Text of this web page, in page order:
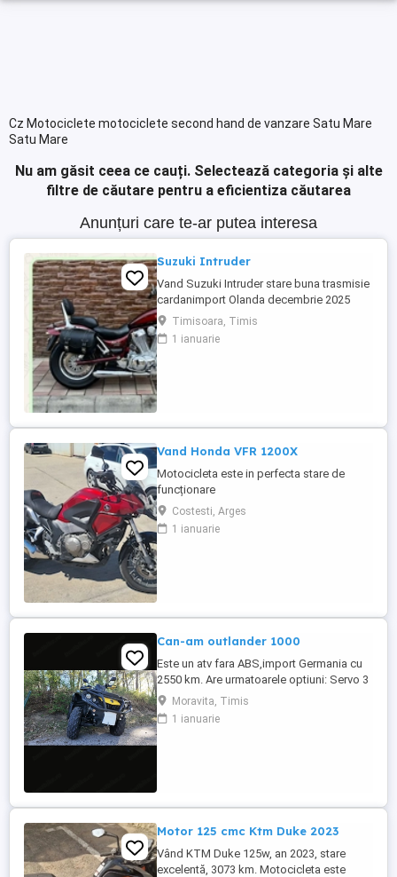
Cz Motociclete motociclete second hand de vanzare Satu Mare
Satu Mare
Nu am găsit ceea ce cauți. Selectează categoria și alte
filtre de căutare pentru a eficientiza căutarea
Anunțuri care te-ar putea interesa
Suzuki Intruder
Vand Suzuki Intruder stare buna trasmisie
cardanimport Olanda decembrie 2025
inmatriculat RO IN FEBRUARIE Nu raspund
la mesaje.Schimb cu ATV plus sau minus
diferenta
Timisoara, Timis
1 ianuarie
Vand Honda VFR 1200X
Motocicleta este in perfecta stare de
funcționare
Costesti, Arges
1 ianuarie
Can-am outlander 1000
Este un atv fara ABS,import Germania cu
2550 km. Are urmatoarele optiuni: Servo 3
nivele Suspensie FOX cu rebound Bullbar
fata Bullbar spate Handguardurile Can am
Jante beadlock
Moravita, Timis
1 ianuarie
Motor 125 cmc Ktm Duke 2023
Vând KTM Duke 125w, an 2023, stare
excelentă, 3073 km. Motocicleta este